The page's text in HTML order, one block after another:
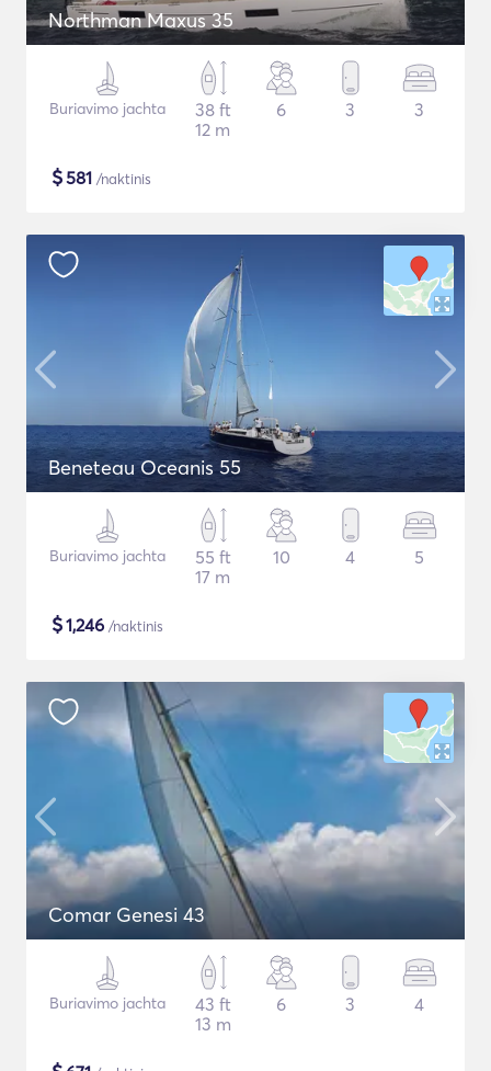
Northman Maxus 35
Buriavimo jachta
38 ft
12 m
6 3 3
$581 /naktinis
Beneteau Oceanis 55
Buriavimo jachta
55 ft
17 m
10 4 5
$1,246 /naktinis
Comar Genesi 43
Buriavimo jachta
43 ft
13 m
6 3 4